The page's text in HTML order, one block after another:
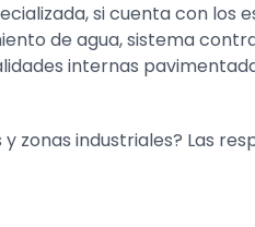
si cuenta con los
de agua, sistema
internas
industriales? Las